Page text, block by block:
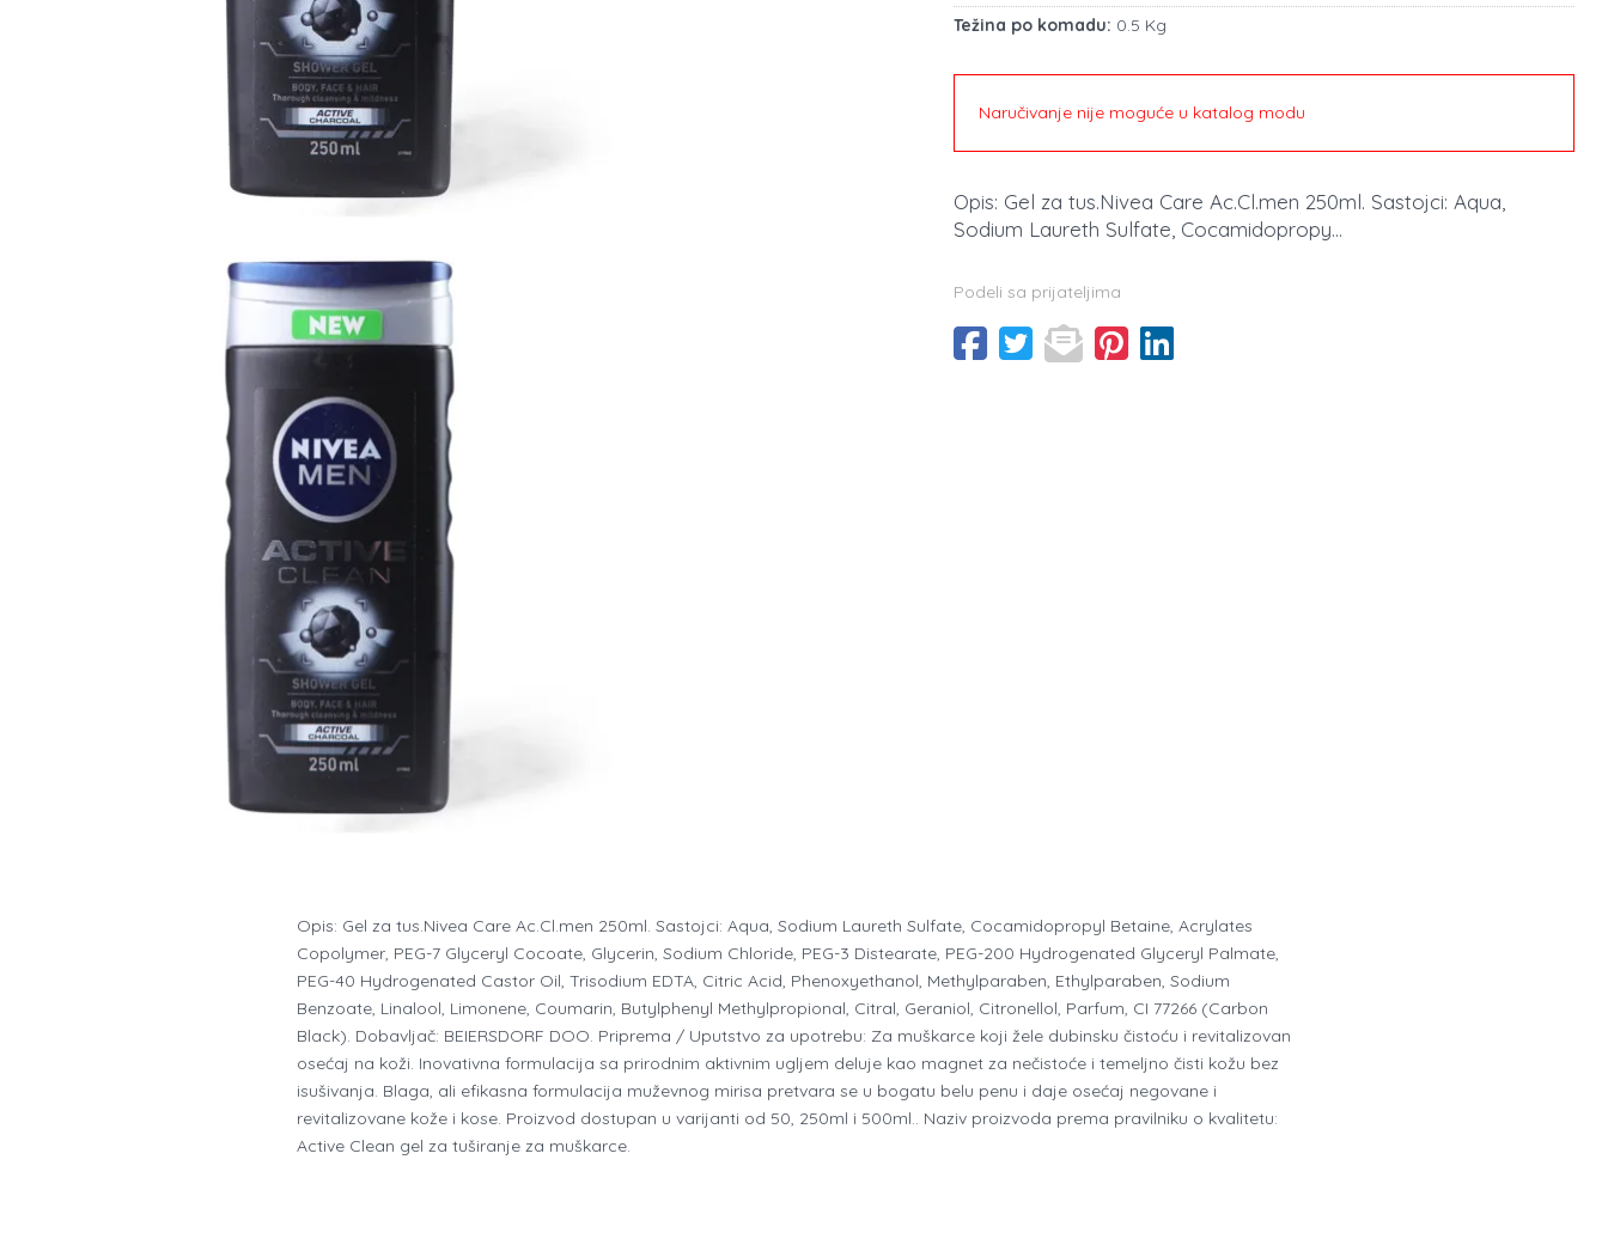
Težina po komadu: 0.5 Kg
Naručivanje nije moguće u katalog modu
Opis: Gel za tus.Nivea Care Ac.Cl.men 250ml. Sastojci: Aqua,
Sodium Laureth Sulfate, Cocamidopropy...
Podeli sa prijateljima
Opis: Gel za tus.Nivea Care Ac.Cl.men 250ml. Sastojci: Aqua, Sodium Laureth Sulfate, Cocamidopropyl Betaine, Acrylates
Copolymer, PEG-7 Glyceryl Cocoate, Glycerin, Sodium Chloride, PEG-3 Distearate, PEG-200 Hydrogenated Glyceryl Palmate,
PEG-40 Hydrogenated Castor Oil, Trisodium EDTA, Citric Acid, Phenoxyethanol, Methylparaben, Ethylparaben, Sodium
Benzoate, Linalool, Limonene, Coumarin, Butylphenyl Methylpropional, Citral, Geraniol, Citronellol, Parfum, CI 77266 (Carbon
Black). Dobavljač: BEIERSDORF DOO. Priprema / Uputstvo za upotrebu: Za muškarce koji žele dubinsku čistoću i revitalizovan
osećaj na koži. Inovativna formulacija sa prirodnim aktivnim ugljem deluje kao magnet za nečistoće i temeljno čisti kožu bez
isušivanja. Blaga, ali efikasna formulacija muževnog mirisa pretvara se u bogatu belu penu i daje osećaj negovane i
revitalizovane kože i kose. Proizvod dostupan u varijanti od 50, 250ml i 500ml.. Naziv proizvoda prema pravilniku o kvalitetu:
Active Clean gel za tuširanje za muškarce.